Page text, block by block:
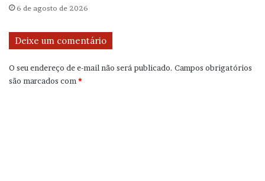
6 de agosto de 2026
Deixe um comentário
O seu endereço de e-mail não será publicado. Campos obrigatórios
são marcados com *